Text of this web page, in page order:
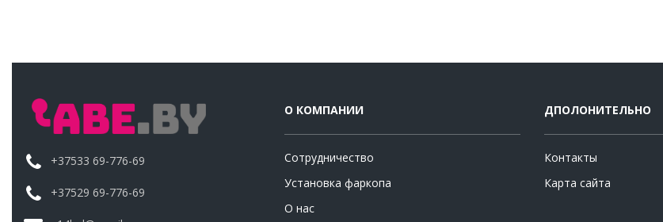
+37533 69-776-69
+37529 69-776-69
О КОМПАНИИ
Сотрудничество
Установка фаркопа
О нас
ДПОЛОНИТЕЛЬНО
Контакты
Карта сайта